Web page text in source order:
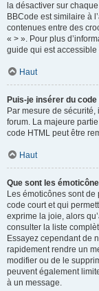
la désactiver sur
BBCode est similaire à
contenues entre des
« > ». Pour plus
guide qui est
Haut
Puis-je insérer du code
Par mesure de sécurité,
forum. La majeure
code HTML peut être
Haut
Que sont les
Les émoticônes sont
code court et qui
exprime la joie, alors
consulter la liste
Essayez cependant de
rapidement rendre un
modifier ou de le
peuvent également
à un message.